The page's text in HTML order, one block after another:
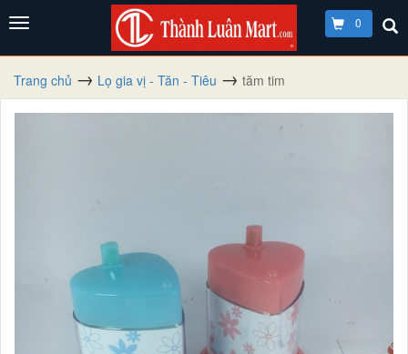
0
Trang chủ Lọ gia vị - Tăn - Tiêu tăm tim